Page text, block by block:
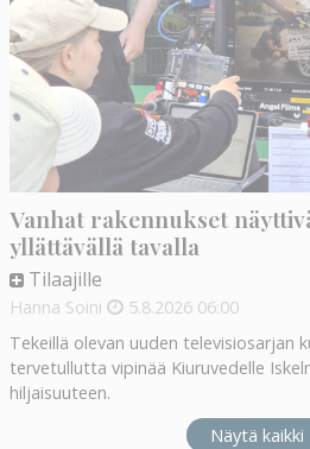
Vanhat rakennukset
yllättävällä tavalla
Tilaajille
Hanna Soini 5.8.2026 06:00
Tekeillä olevan uuden televisiosarjan
tervetullutta vipinää Kiuruvedelle
hiljaisuuteen.
Näytä kaikki